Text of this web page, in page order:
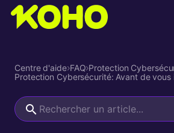
Centre d'aide›FAQ›Protection
Protection Cybersécurité: Avant de vous